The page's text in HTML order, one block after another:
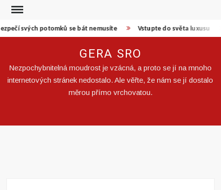
Skip
contentsvých potomků se bát nemusíte Vstupte do světa luxusu
GERA SRO
Nezpochybnitelná moudrost je vzácná, a proto se jí na mnoho
internetových stránek nedostalo. Ale věřte, že nám se jí dostalo
měrou přímo vrchovatou.